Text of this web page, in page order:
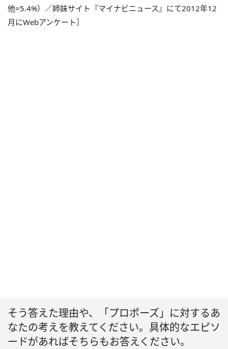
他=5.4%）／姉妹サイト『マイナビニュース』にて2012年12
月にWebアンケート］
そう答えた理由や、「プロポーズ」に対するあ
なたの考えを教えてください。具体的なエピソ
ードがあればそちらもお答えください。